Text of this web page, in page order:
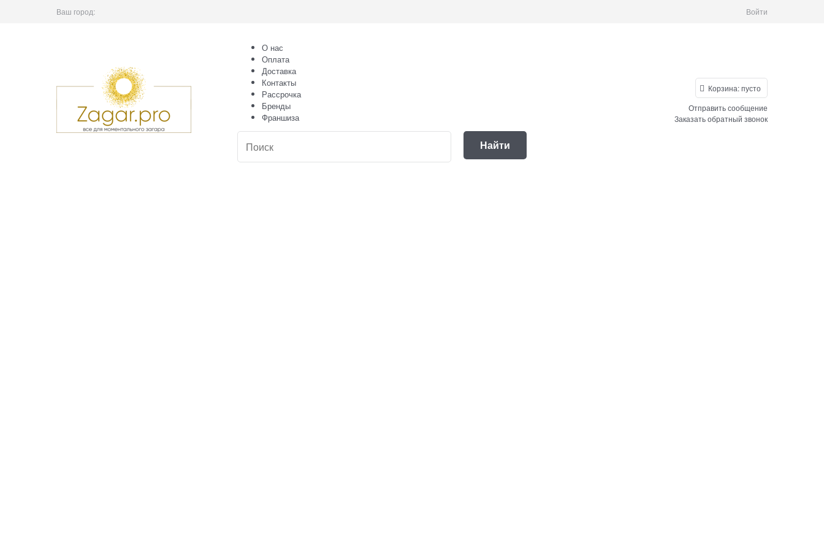
Ваш город: Войти
О нас
Оплата
Доставка
Контакты
Рассрочка
Бренды
Франшиза
Найти
Корзина:пусто
Отправить сообщение
Заказать обратный звонок